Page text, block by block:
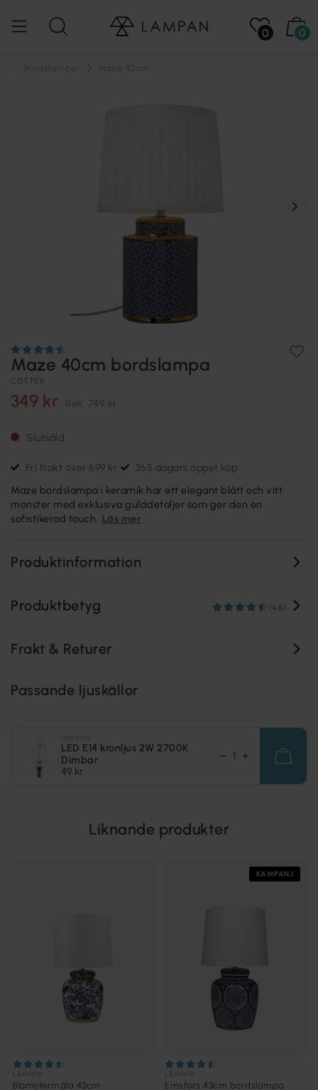
0 0
Maze 40cm bordslampa
COTTEX
349 kr Rek. 749 kr
Slutsåld
Fri frakt över 699 kr 365 dagars öppet köp
Maze bordslampa i keramik har ett elegant blått och vitt
mönster med exklusiva gulddetaljer som ger den en
sofistikerad touch. Läs mer
Produktinformation
Produktbetyg (4.8)
Frakt & Returer
Passande ljuskällor
LED E14 kronljus 2W 2700K
Dimbar
49 kr
Liknande produkter
Blomstermåla 43cm
KAMPANJ
Emsfors 43cm bordslampa